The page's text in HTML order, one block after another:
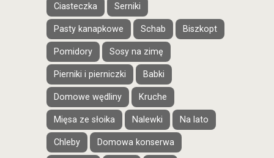
Ciasteczka Serniki
Pasty kanapkowe Schab Biszkopt
Pomidory Sosy na zimę
Pierniki i pierniczki Babki
Domowe wędliny Kruche
Mięsa ze słoika Nalewki Na lato
Chleby Domowa konserwa